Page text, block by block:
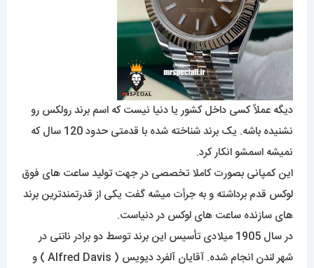
دیگه عملاً کسی داخل کشور یا دنیا نیست که اسم برند رولکس رو
نشنیده باشه. یک برند شناخته شده با قدمتی حدود 120 سال که
نمیشه اسمشو انکار کرد.
این کمپانی بصورت کاملا تخصصی در جهت تولید ساعت های فوق
لوکس قدم برداشته و به جرأت میشه گفت یکی از قدرتمندترین برند
های سازنده ساعت های لوکس در دنیاست.
در سال 1905 میلادی تأسیس این برند توسط دو برادر ناتنی در
شهر لندن انجام شده. آقایان آلفرد دیویس ( Alfred Davis ) و